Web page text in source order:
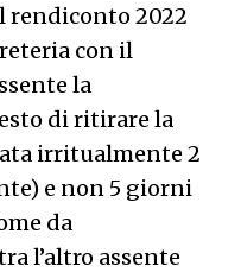
rendiconto 2022
con il
la
di ritirare la
irritualmente 2
e non 5 giorni
da
l’altro assente